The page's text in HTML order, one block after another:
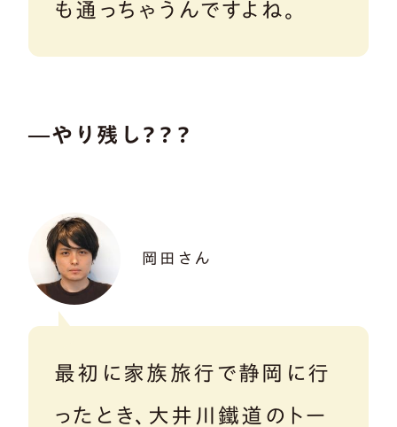
も通っちゃうんですよね。
―やり残し？？？
岡田さん
最初に家族旅行で静岡に行
ったとき、大井川鐵道のトー